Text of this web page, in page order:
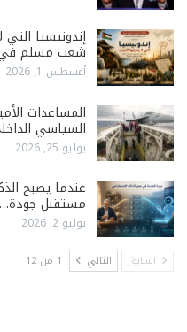
إندونيسيا
شعب مسلم
أغسطس 1, 2026
المساعدات
السياسي
يوليو 25, 2026
عندما يصبح
مستقبل جودة…
يوليو 2, 2026
السابق التالي 1 من 12